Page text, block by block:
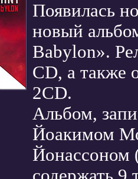
Появилась
новый
Babylon».
CD, а также
2CD.
Альбом,
Йоакимом
Йонассоном